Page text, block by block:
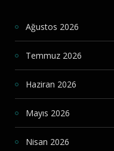
Ağustos 2026
Temmuz 2026
Haziran 2026
Mayıs 2026
Nisan 2026